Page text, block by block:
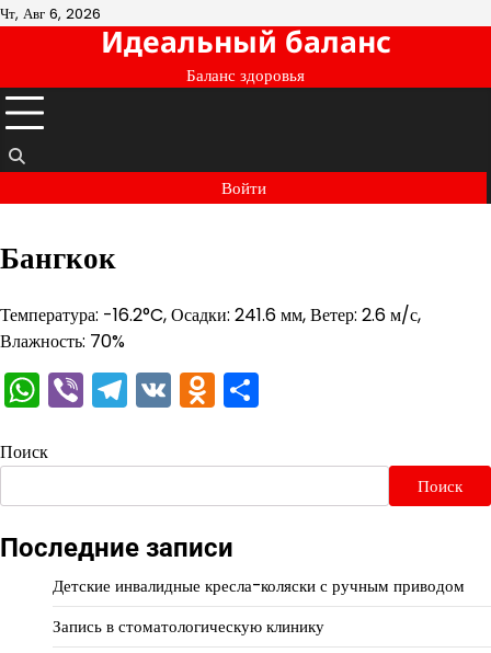
Перейти
Чт, Авг 6, 2026
Идеальный баланс
Баланс здоровья
Войти
Бангкок
Температура: -16.2°C, Осадки: 241.6 мм, Ветер: 2.6 м/с,
Влажность: 70%
WhatsApp
ViberTelegram
VKOdnoklassniki
Поиск
Поиск
Последние записи
Детские инвалидные кресла-коляски с ручным приводом
Запись в стоматологическую клинику